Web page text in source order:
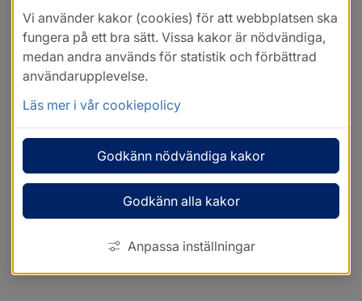
Vi använder kakor (cookies) för att webbplatsen ska
fungera på ett bra sätt. Vissa kakor är nödvändiga,
medan andra används för statistik och förbättrad
användarupplevelse.
Läs mer i vår cookiepolicy
Godkänn nödvändiga kakor
Godkänn alla kakor
Anpassa inställningar